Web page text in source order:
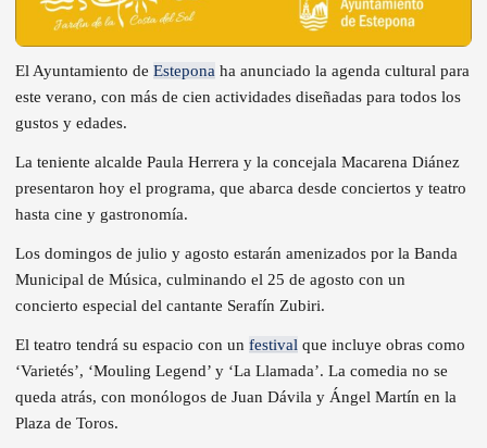
El Ayuntamiento de Estepona ha anunciado la agenda cultural para
este verano, con más de cien actividades diseñadas para todos los
gustos y edades.
La teniente alcalde Paula Herrera y la concejala Macarena Diánez
presentaron hoy el programa, que abarca desde conciertos y teatro
hasta cine y gastronomía.
Los domingos de julio y agosto estarán amenizados por la Banda
Municipal de Música, culminando el 25 de agosto con un
concierto especial del cantante Serafín Zubiri.
El teatro tendrá su espacio con un festival que incluye obras como
‘Varietés’, ‘Mouling Legend’ y ‘La Llamada’. La comedia no se
queda atrás, con monólogos de Juan Dávila y Ángel Martín en la
Plaza de Toros.